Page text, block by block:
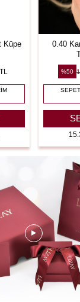
Küpe
TL
0.40
%50